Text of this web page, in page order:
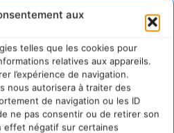
aux
telles que les cookies pour
relatives aux appareils.
l’expérience de navigation.
nous autorisera à traiter des
de navigation ou les ID
ne pas consentir ou de retirer son
effet négatif sur certaines
les freins au
comestibles dans nos
l’éco-lucidité transforme
résilientes et durables,
climatique